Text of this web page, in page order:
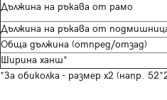
Дължина на ръкава от рамо
Дължина на ръкава от
Обща дължина (отпред/отзад)
Ширина ханш*
*За обиколка - размер х2 (напр.